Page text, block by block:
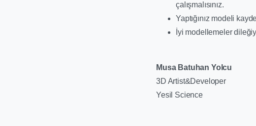
çalışmalısınız.
Yaptığınız modeli
İyi modellemeler
Musa Batuhan Yolcu
3D Artist&Developer
Yesil Science